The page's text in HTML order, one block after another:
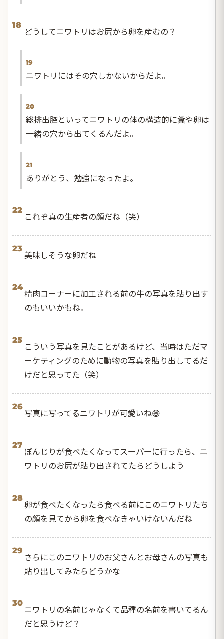
18
どうしてニワトリはお尻から卵を産むの？
19
ニワトリにはその穴しかないからだよ。
20
総排出腔といってニワトリの体の構造的に糞や卵は
一緒の穴から出てくるんだよ。
21
ありがとう、勉強になったよ。
22
これぞ真の生産者の顔だね（笑）
23
美味しそうな卵だね
24
精肉コーナーに加工される前の牛の写真を貼り出す
のもいいかもね。
25
こういう写真を見たことがあるけど、当時はただマ
ーケティングのために動物の写真を貼り出してるだ
けだと思ってた（笑）
26
写真に写ってるニワトリが可愛いね😄
27
ぼんじりが食べたくなってスーパーに行ったら、ニ
ワトリのお尻が貼り出されてたらどうしよう
28
卵が食べたくなったら食べる前にこのニワトリたち
の顔を見てから卵を食べなきゃいけないんだね
29
さらにこのニワトリのお父さんとお母さんの写真も
貼り出してみたらどうかな
30
ニワトリの名前じゃなくて品種の名前を書いてるん
だと思うけど？